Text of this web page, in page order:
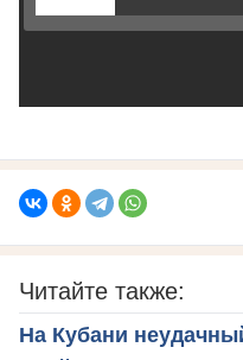
Читайте также:
На Кубани